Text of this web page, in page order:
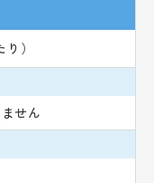
）
せん